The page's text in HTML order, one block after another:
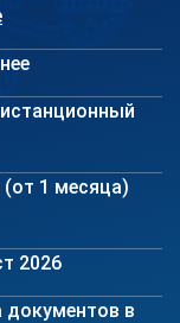
(от 1 месяца)
2026
документов в